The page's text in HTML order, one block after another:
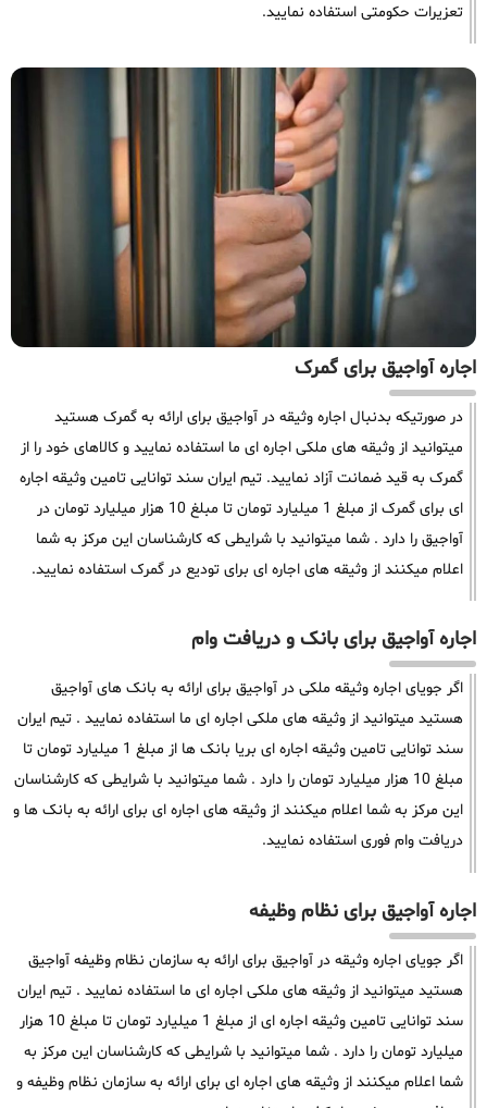
تعزیرات حکومتی استفاده نمایید.
اجاره آواجیق برای گمرک
در صورتیکه بدنبال اجاره وثیقه در آواجیق برای ارائه به گمرک هستید
میتوانید از وثیقه های ملکی اجاره ای ما استفاده نمایید و کالاهای خود را از
گمرک به قید ضمانت آزاد نمایید. تیم ایران سند توانایی تامین وثیقه اجاره
ای برای گمرک از مبلغ 1 میلیارد تومان تا مبلغ 10 هزار میلیارد تومان در
آواجیق را دارد . شما میتوانید با شرایطی که کارشناسان این مرکز به شما
اعلام میکنند از وثیقه های اجاره ای برای تودیع در گمرک استفاده نمایید.
اجاره آواجیق برای بانک و دریافت وام
اگر جویای اجاره وثیقه ملکی در آواجیق برای ارائه به بانک های آواجیق
هستید میتوانید از وثیقه های ملکی اجاره ای ما استفاده نمایید . تیم ایران
سند توانایی تامین وثیقه اجاره ای بریا بانک ها از مبلغ 1 میلیارد تومان تا
مبلغ 10 هزار میلیارد تومان را دارد . شما میتوانید با شرایطی که کارشناسان
این مرکز به شما اعلام میکنند از وثیقه های اجاره ای برای ارائه به بانک ها و
دریافت وام فوری استفاده نمایید.
اجاره آواجیق برای نظام وظیفه
اگر جویای اجاره وثیقه در آواجیق برای ارائه به سازمان نظام وظیفه آواجیق
هستید میتوانید از وثیقه های ملکی اجاره ای ما استفاده نمایید . تیم ایران
سند توانایی تامین وثیقه اجاره ای از مبلغ 1 میلیارد تومان تا مبلغ 10 هزار
میلیارد تومان را دارد . شما میتوانید با شرایطی که کارشناسان این مرکز به
شما اعلام میکنند از وثیقه های اجاره ای برای ارائه به سازمان نظام وظیفه و